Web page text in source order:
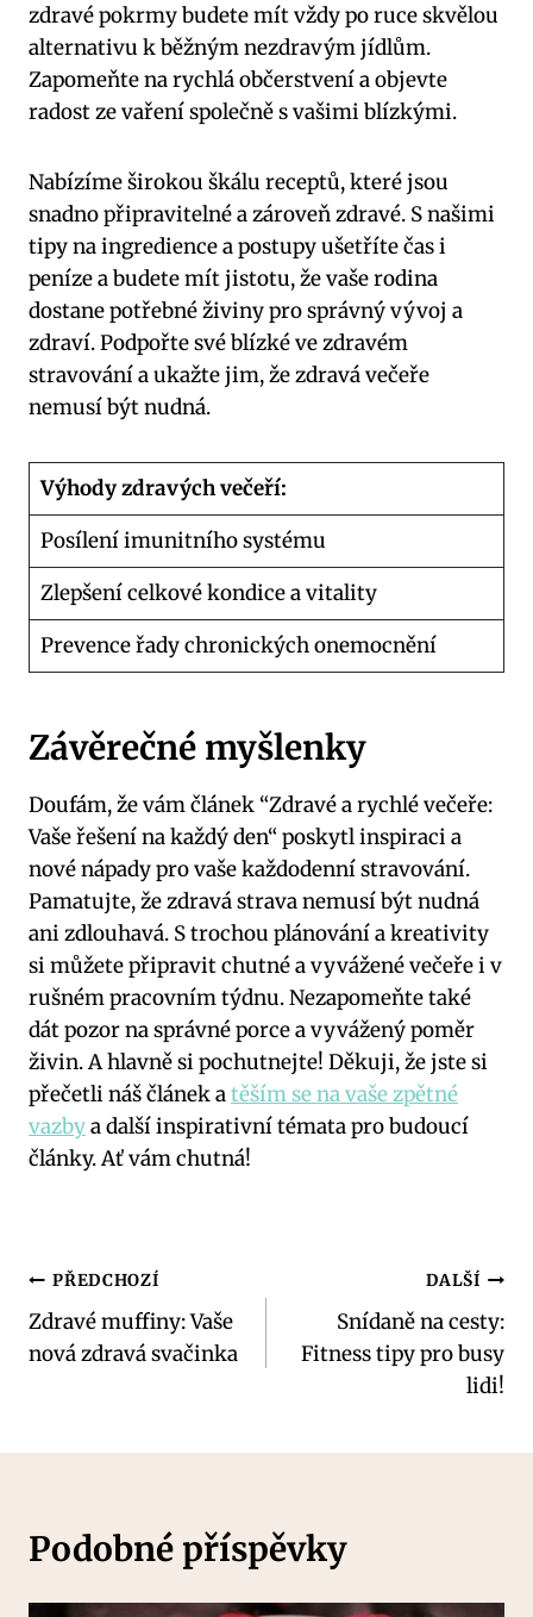
zdravé pokrmy budete mít⁢ vždy po ruce skvělou
alternativu k běžným nezdravým jídlům.
Zapomeňte ‌na rychlá občerstvení a objevte
⁣radost ze vaření společně s vašimi blízkými.
Nabízíme širokou škálu receptů, které jsou
snadno připravitelné a zároveň zdravé. S našimi
tipy na ingredience a postupy ušetříte čas i
peníze a budete mít⁤ jistotu, že vaše rodina
⁢dostane potřebné živiny pro ​správný vývoj a
zdraví. Podpořte⁤ své blízké ve zdravém
stravování a ukažte jim, že zdravá večeře
nemusí​ být nudná.
Výhody ⁤zdravých​ večeří:
Posílení imunitního systému
Zlepšení celkové kondice a vitality
Prevence řady chronických onemocnění
Závěrečné myšlenky
Doufám, ‍že vám ⁣článek ‍“Zdravé ⁤a rychlé večeře:
Vaše řešení na každý⁣ den“ poskytl inspiraci a‍
nové⁣ nápady pro⁤ vaše každodenní‌ stravování.⁣
Pamatujte, že zdravá strava nemusí být ⁣nudná
ani zdlouhavá.⁢ S trochou ⁣plánování ⁢a kreativity
si​ můžete připravit chutné a vyvážené večeře i v
rušném pracovním týdnu. Nezapomeňte také
dát pozor na správné ⁤porce a vyvážený poměr
živin. A hlavně si⁢ pochutnejte! Děkuji, ​že jste si
přečetli náš článek atěším se na vaše zpětné
vazbya další inspirativní témata pro budoucí⁣
články. Ať vám chutná!
Navigace
pro
PŘEDCHOZÍ
Zdravé muffiny: Vaše
nová zdravá svačinka
DALŠÍ
Snídaně na cesty:
Fitness tipy pro busy
lidi!
Podobné příspěvky